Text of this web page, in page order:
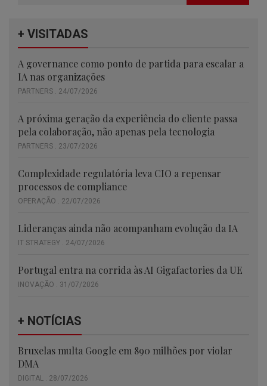
+ VISITADAS
A governance como ponto de partida para escalar a
IA nas organizações
PARTNERS . 24/07/2026
A próxima geração da experiência do cliente passa
pela colaboração, não apenas pela tecnologia
PARTNERS . 23/07/2026
Complexidade regulatória leva CIO a repensar
processos de compliance
OPERAÇÃO . 22/07/2026
Lideranças ainda não acompanham evolução da IA
IT STRATEGY . 24/07/2026
Portugal entra na corrida às AI Gigafactories da UE
INOVAÇÃO . 31/07/2026
+ NOTÍCIAS
Bruxelas multa Google em 890 milhões por violar
DMA
DIGITAL . 28/07/2026